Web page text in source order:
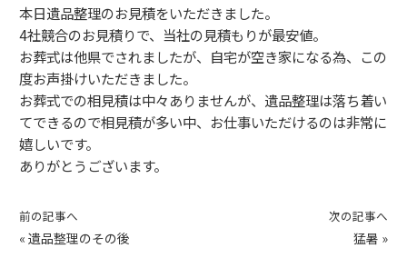
本日遺品整理のお見積をいただきました。
4社競合のお見積りで、当社の見積もりが最安値。
お葬式は他県でされましたが、自宅が空き家になる為、この
度お声掛けいただきました。
お葬式での相見積は中々ありませんが、遺品整理は落ち着い
てできるので相見積が多い中、お仕事いただけるのは非常に
嬉しいです。
ありがとうございます。
前の記事へ
« 遺品整理のその後
次の記事へ
猛暑 »